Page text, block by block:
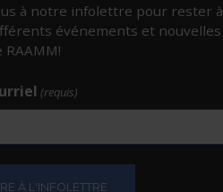
à notre infolettre pour rester à
événements et nouvelles
(requis)